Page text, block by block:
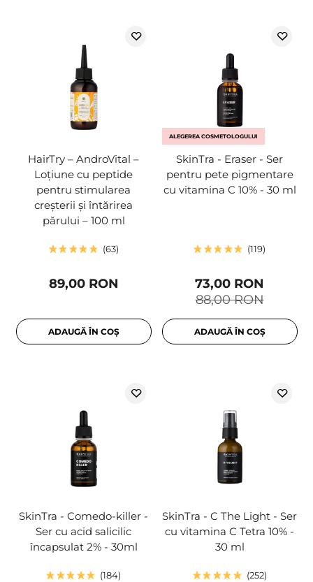
HairTry – AndroVital –
Loțiune cu peptide
pentru stimularea
creșterii și întărirea
părului – 100 ml
63
89,00 RON
ADAUGĂ ÎN COȘ
ALEGEREA COSMETOLOGULUI
SkinTra - Eraser - Ser
pentru pete pigmentare
cu vitamina C 10% - 30 ml
119
88,00 RON
73,00 RON
ADAUGĂ ÎN COȘ
SkinTra - Comedo-killer -
Ser cu acid salicilic
încapsulat 2% - 30ml
184
SkinTra - C The Light - Ser
cu vitamina C Tetra 10% -
30 ml
252